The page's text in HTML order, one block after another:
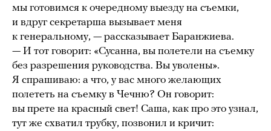
мы готовимся к очередному выезду на съемки,
и вдруг секретарша вызывает меня
к генеральному, — рассказывает Баранжиева.
— И тот говорит: «Сусанна, вы полетели на съемку
без разрешения руководства. Вы уволены».
Я спрашиваю: а что, у вас много желающих
полететь на съемку в Чечню? Он говорит:
вы прете на красный свет! Саша, как про это узнал,
тут же схватил трубку, позвонил и кричит: